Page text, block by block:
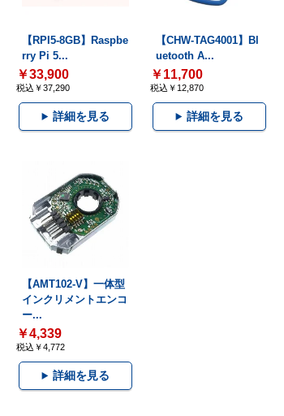
【RPI5-8GB】Raspbe
rry Pi 5...
￥33,900
税込￥37,290
詳細を見る
【CHW-TAG4001】Bl
uetooth A...
￥11,700
税込￥12,870
詳細を見る
【AMT102-V】一体型
インクリメントエンコ
ー...
￥4,339
税込￥4,772
詳細を見る